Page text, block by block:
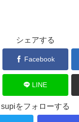
シェアする
Facebook
LINE
supiをフォローする